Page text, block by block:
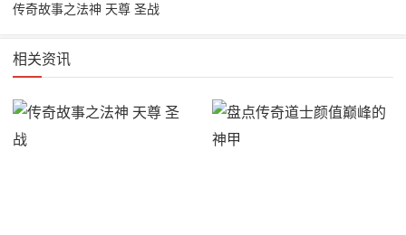
传奇故事之法神 天尊 圣战
相关资讯